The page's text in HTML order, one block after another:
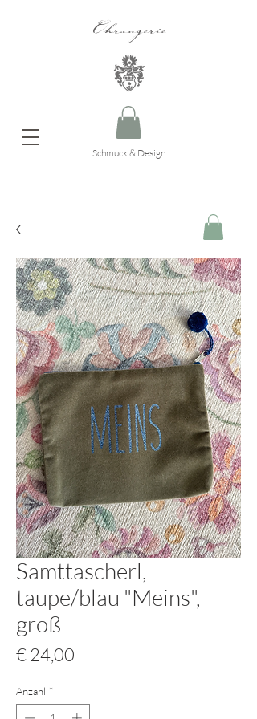
Ohrangerie
Schmuck & Design
Samttascherl,
taupe/blau "Meins",
groß
€ 24,00
Anzahl *